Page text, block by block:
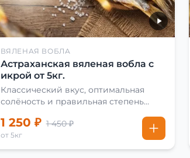
ВЯЛЕНАЯ ВОБЛА
Астраханская вяленая вобла с
икрой от 5кг.
Классический вкус, оптимальная
солёность и правильная степень
1 250 ₽ 1 450 ₽
от 5кг